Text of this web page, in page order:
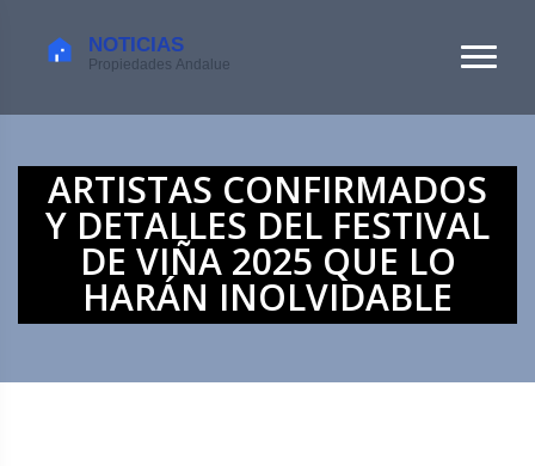
ARTISTAS CONFIRMADOS
Y DETALLES DEL FESTIVAL
DE VIÑA 2025 QUE LO
HARÁN INOLVIDABLE